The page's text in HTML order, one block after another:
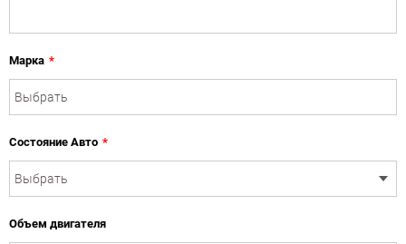
Марка *
Состояние Авто *
Объем двигателя